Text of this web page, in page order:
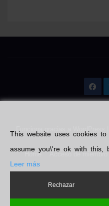
Home Acceso de miembro
This website uses cookies
assume you\'re ok with this,
Leer más
Rechazar